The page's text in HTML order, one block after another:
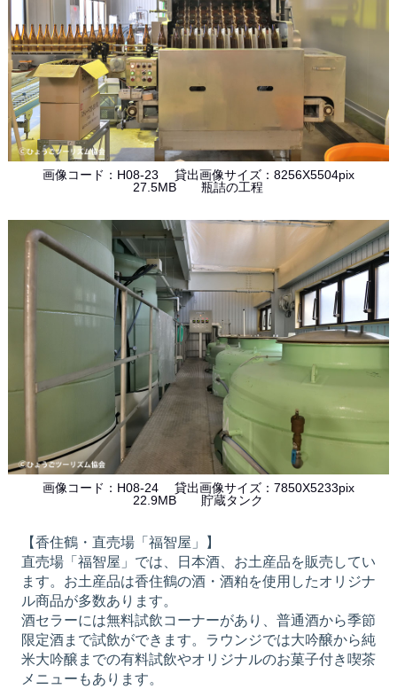
画像コード：H08-23 貸出画像サイズ：8256X5504pix
27.5MB 瓶詰の工程
画像コード：H08-24 貸出画像サイズ：7850X5233pix
22.9MB 貯蔵タンク
【香住鶴・直売場「福智屋」】
直売場「福智屋」では、日本酒、お土産品を販売してい
ます。お土産品は香住鶴の酒・酒粕を使用したオリジナ
ル商品が多数あります。
酒セラーには無料試飲コーナーがあり、普通酒から季節
限定酒まで試飲ができます。ラウンジでは大吟醸から純
米大吟醸までの有料試飲やオリジナルのお菓子付き喫茶
メニューもあります。